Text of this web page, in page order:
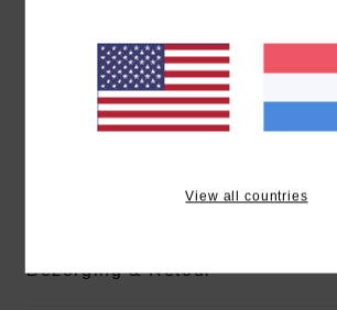
pasvorm:ruime pasvorm met een iets
Ronde hals
Geborduurd logo links op de borst
Geweven etiket aan de binnenkant
Bezorging & Retour
View all countries